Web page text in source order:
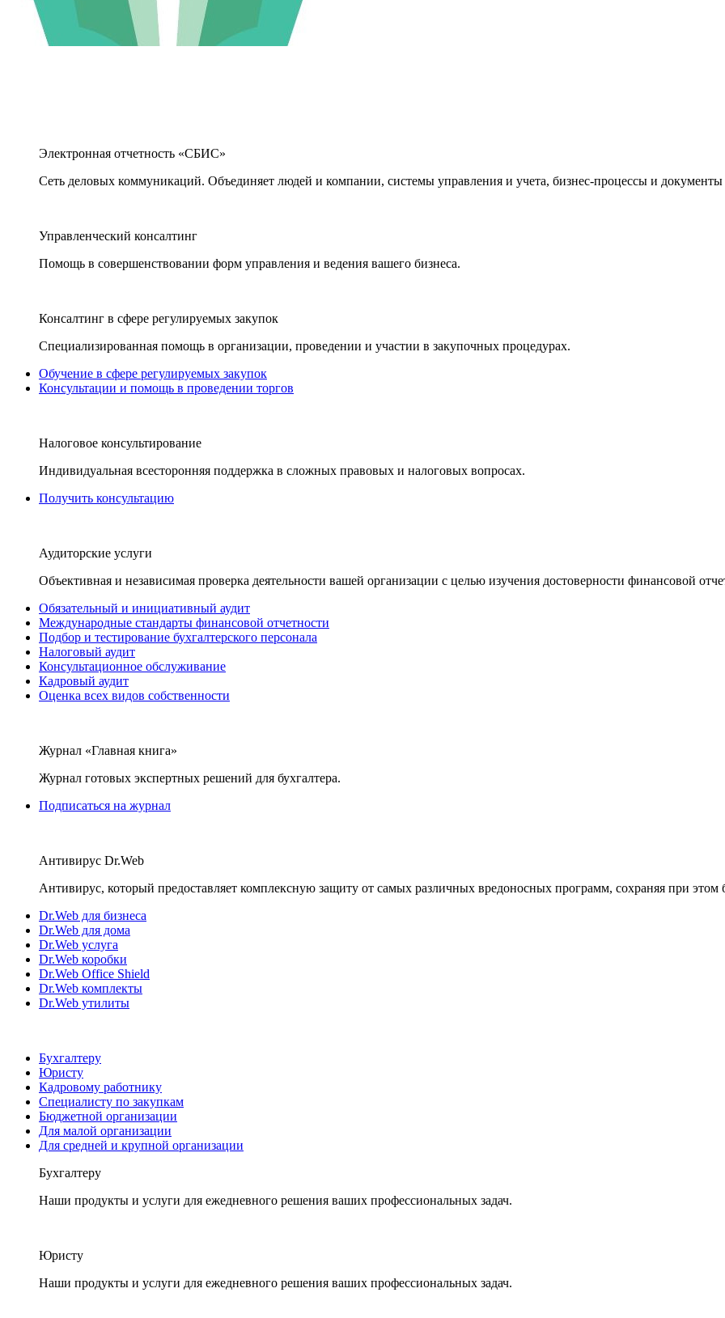
Электронная отчетность «СБИС»
Сеть деловых коммуникаций. Объединяет людей и компании, системы управления и учета, бизнес-процессы и документы
Управленческий консалтинг
Помощь в совершенствовании форм управления и ведения вашего бизнеса.
Консалтинг в сфере регулируемых закупок
Специализированная помощь в организации, проведении и участии в закупочных процедурах.
Обучение в сфере регулируемых закупок
Консультации и помощь в проведении торгов
Налоговое консультирование
Индивидуальная всесторонняя поддержка в сложных правовых и налоговых вопросах.
Получить консультацию
Аудиторские услуги
Объективная и независимая проверка деятельности вашей организации с целью изучения достоверности финансовой
Обязательный и инициативный аудит
Международные стандарты финансовой отчетности
Подбор и тестирование бухгалтерского персонала
Налоговый аудит
Консультационное обслуживание
Кадровый аудит
Оценка всех видов собственности
Журнал «Главная книга»
Журнал готовых экспертных решений для бухгалтера.
Подписаться на журнал
Антивирус Dr.Web
Антивирус, который предоставляет комплексную защиту от самых различных вредоносных программ, сохраняя при этом
Dr.Web для бизнеса
Dr.Web для дома
Dr.Web услуга
Dr.Web коробки
Dr.Web Office Shield
Dr.Web комплекты
Dr.Web утилиты
Бухгалтеру
Юристу
Кадровому работнику
Специалисту по закупкам
Бюджетной организации
Для малой организации
Для средней и крупной организации
Бухгалтеру
Наши продукты и услуги для ежедневного решения ваших профессиональных задач.
Юристу
Наши продукты и услуги для ежедневного решения ваших профессиональных задач.